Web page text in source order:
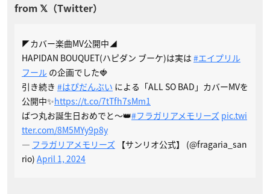
◤カバー楽曲MV公開中◢
HAPIDAN BOUQUET(ハピダン ブーケ)は実は #エイプリル
フール の企画でした🍓
引き続き #はぴだんぶい による「ALL SO BAD」カバーMVを
公開中✨https://t.co/7tTfh7sMm1
ばつ丸お誕生日おめでと〜👑#フラガリアメモリーズ pic.twi
tter.com/8M5MYy9p8y
— フラガリアメモリーズ 【サンリオ公式】 (@fragaria_san
rio) April 1, 2024